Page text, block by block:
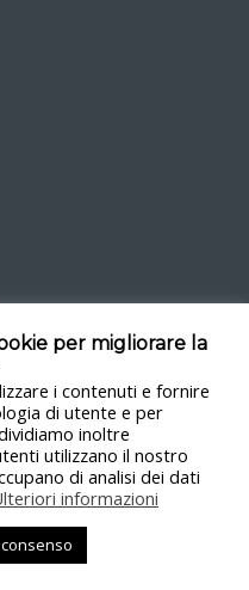
2014-2024
per migliorare la
i contenuti e fornire
di utente e per
inoltre
utilizzano il nostro
di analisi dei dati
informazioni